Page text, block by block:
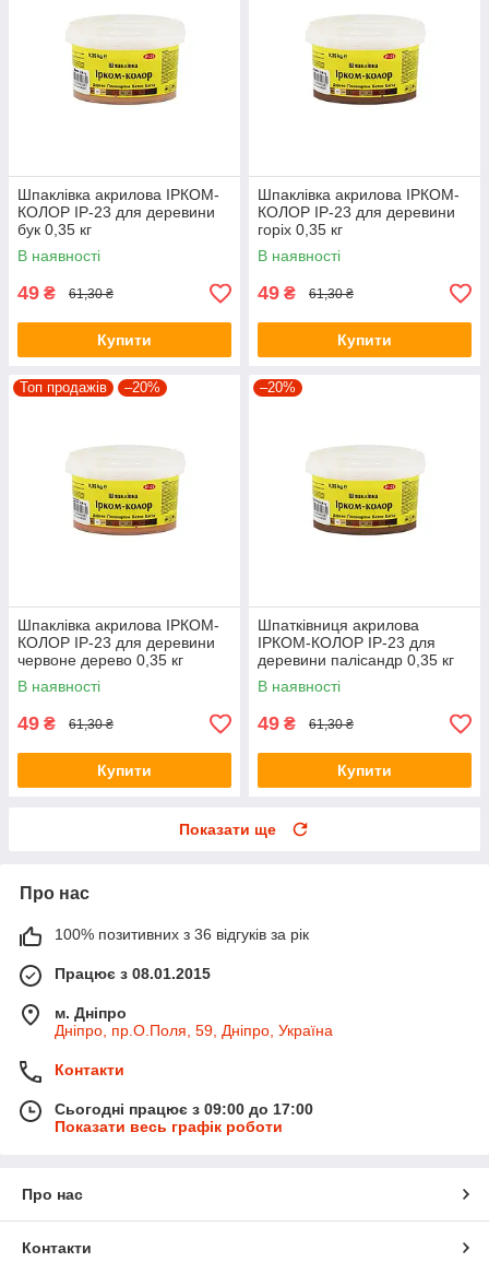
Шпаклівка акрилова ІРКОМ-
КОЛОР IP-23 для деревини
бук 0,35 кг
В наявності
49 ₴ 61,30 ₴
Купити
Шпаклівка акрилова ІРКОМ-
КОЛОР IP-23 для деревини
горіх 0,35 кг
В наявності
49 ₴ 61,30 ₴
Купити
Топ продажів –20%
Шпаклівка акрилова ІРКОМ-
КОЛОР IP-23 для деревини
червоне дерево 0,35 кг
В наявності
49 ₴ 61,30 ₴
Купити
–20%
Шпатківниця акрилова
ІРКОМ-КОЛОР IP-23 для
деревини палісандр 0,35 кг
В наявності
49 ₴ 61,30 ₴
Купити
Показати ще
Про нас
100% позитивних з 36 відгуків за рік
Працює з 08.01.2015
м. Дніпро
Дніпро, пр.О.Поля, 59, Дніпро, Україна
Контакти
Сьогодні працює з 09:00 до 17:00
Показати весь графік роботи
Про нас
Контакти